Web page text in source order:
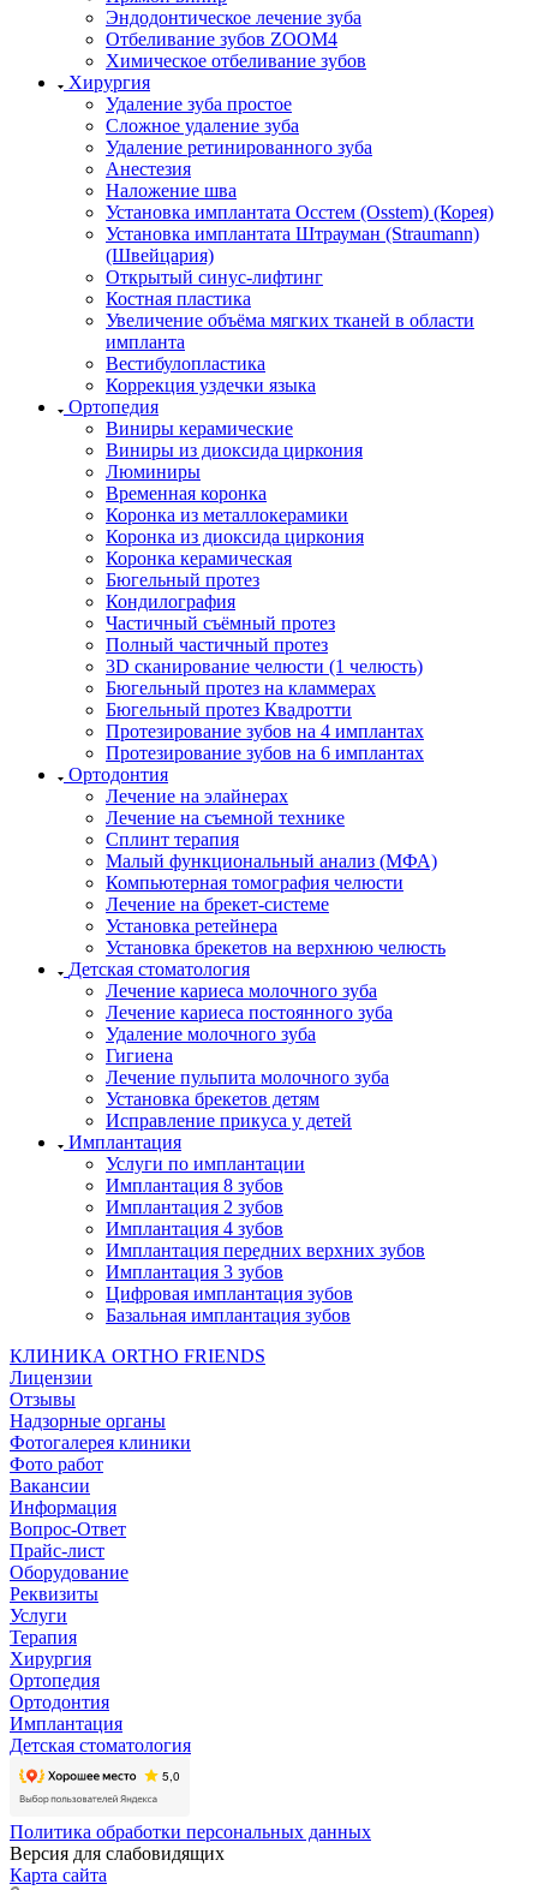
Эндодонтическое лечение зуба
Отбеливание зубов ZOOM4
Химическое отбеливание зубов
Хирургия
Удаление зуба простое
Сложное удаление зуба
Удаление ретинированного зуба
Анестезия
Наложение шва
Установка имплантата Осстем (Osstem) (Корея)
Установка имплантата Штрауман (Straumann)
(Швейцария)
Открытый синус-лифтинг
Костная пластика
Увеличение объёма мягких тканей в области
импланта
Вестибулопластика
Коррекция уздечки языка
Ортопедия
Виниры керамические
Виниры из диоксида циркония
Люминиры
Временная коронка
Коронка из металлокерамики
Коронка из диоксида циркония
Коронка керамическая
Бюгельный протез
Кондилография
Частичный съёмный протез
Полный частичный протез
3D сканирование челюсти (1 челюсть)
Бюгельный протез на кламмерах
Бюгельный протез Квадротти
Протезирование зубов на 4 имплантах
Протезирование зубов на 6 имплантах
Ортодонтия
Лечение на элайнерах
Лечение на съемной технике
Сплинт терапия
Малый функциональный анализ (МФА)
Компьютерная томография челюсти
Лечение на брекет-системе
Установка ретейнера
Установка брекетов на верхнюю челюсть
Детская стоматология
Лечение кариеса молочного зуба
Лечение кариеса постоянного зуба
Удаление молочного зуба
Гигиена
Лечение пульпита молочного зуба
Установка брекетов детям
Исправление прикуса у детей
Имплантация
Услуги по имплантации
Имплантация 8 зубов
Имплантация 2 зубов
Имплантация 4 зубов
Имплантация передних верхних зубов
Имплантация 3 зубов
Цифровая имплантация зубов
Базальная имплантация зубов
КЛИНИКА ORTHO FRIENDS
Лицензии
Отзывы
Надзорные органы
Фотогалерея клиники
Фото работ
Вакансии
Информация
Вопрос-Ответ
Прайс-лист
Оборудование
Реквизиты
Услуги
Терапия
Хирургия
Ортопедия
Ортодонтия
Имплантация
Детская стоматология
Политика обработки персональных данных
Версия для слабовидящих
Карта сайта